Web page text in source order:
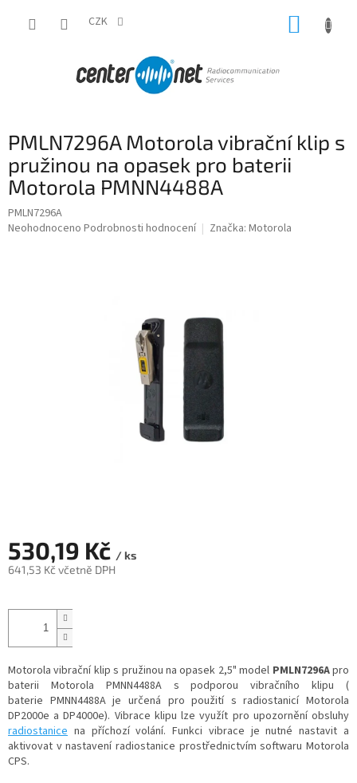
CZK
PMLN7296A Motorola vibrační klip s
pružinou na opasek pro baterii
Motorola PMNN4488A
PMLN7296A
Průměrné
Neohodnoceno Podrobnosti hodnocení Značka: Motorola
530,19 Kč / ks
641,53 Kč včetně DPH
cena:
Motorola vibrační klip s pružinou na opasek 2,5" model PMLN7296Apro
baterii Motorola PMNN4488A s podporou vibračního klipu (
baterie PMNN4488A je určená pro použití s radiostanicí Motorola
DP2000e a DP4000e). Vibrace klipu lze využít pro upozornění obsluhy
radiostanice na příchozí volání. Funkci vibrace je nutné nastavit a
aktivovat v nastavení radiostanice prostřednictvím softwaru Motorola
CPS.